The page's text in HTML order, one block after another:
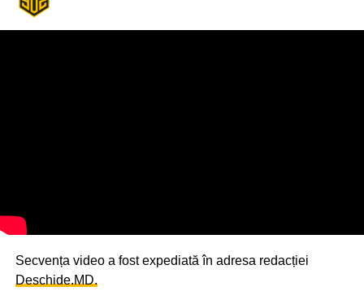
Secvența video a fost expediată în adresa redacției
Deschide.MD.